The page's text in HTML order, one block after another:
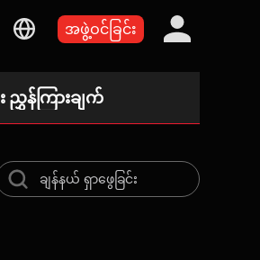
အဖွဲ့ဝင်ခြင်း
ညွှန်ကြားချက်
ဇယား မရှိပါ